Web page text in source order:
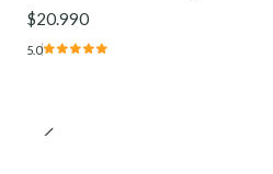
$20.990
5.0